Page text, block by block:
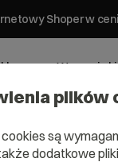
Shoper w
Wsparcie
plików
są
dodatkowe